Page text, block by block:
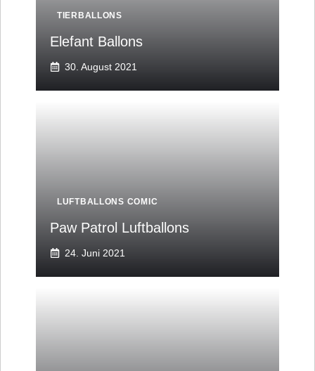
TIERBALLONS
Elefant Ballons
30. August 2021
LUFTBALLONS COMIC
Paw Patrol Luftballons
24. Juni 2021